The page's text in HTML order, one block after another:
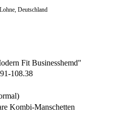
Deutschland
Fit Businesshemd"
108.38
Kombi-Manschetten